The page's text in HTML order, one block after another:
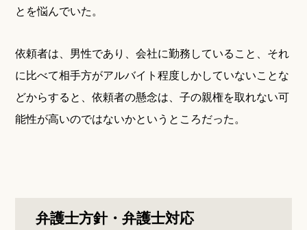
とを悩んでいた。
依頼者は、男性であり、会社に勤務していること、それ
に比べて相手方がアルバイト程度しかしていないことな
どからすると、依頼者の懸念は、子の親権を取れない可
能性が高いのではないかというところだった。
弁護士方針・弁護士対応